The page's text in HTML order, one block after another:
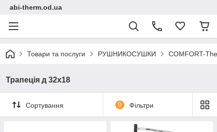
abi-therm.od.ua
Товари та послуги РУШНИКОСУШКИ COMFORT-
Трапеція д 32х18
Сортування 0 Фільтри